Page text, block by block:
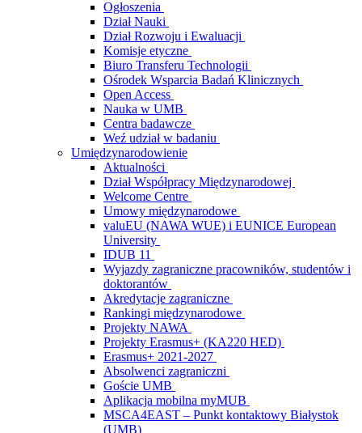
Ogłoszenia
Dział Nauki
Dział Rozwoju i Ewaluacji
Komisje etyczne
Biuro Transferu Technologii
Ośrodek Wsparcia Badań Klinicznych
Open Access
Nauka w UMB
Centra badawcze
Weź udział w badaniu
Umiędzynarodowienie
Aktualności
Dział Współpracy Międzynarodowej
Welcome Centre
Umowy międzynarodowe
valuEU (NAWA WUE) i EUNICE European
University
IDUB 11
Wyjazdy zagraniczne pracowników, studentów i
doktorantów
Akredytacje zagraniczne
Rankingi międzynarodowe
Projekty NAWA
Projekty Erasmus+ (KA220 HED)
Erasmus+ 2021-2027
Absolwenci zagraniczni
Goście UMB
Aplikacja mobilna myMUB
MSCA4EAST – Punkt kontaktowy Białystok
(UMB)